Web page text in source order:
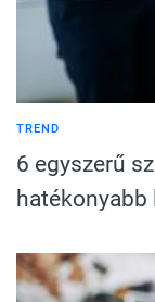
TREND
6 egyszerű
hatékonyabb